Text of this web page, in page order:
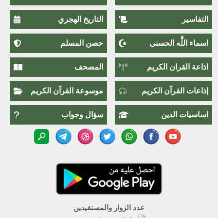
التفاسير التاريخ الهجري
اسماء اللَّٰه الحسنى حصن المسلم
اذاعة القران الكريم المصحف
إذاعات القرآن الكريم موسوعة القرآن الكريم
اساسيات الدين سؤال وجواب
عدد الزوار والمستفيدين